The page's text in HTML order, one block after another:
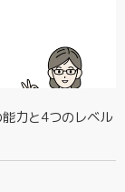
力と4つのレベル